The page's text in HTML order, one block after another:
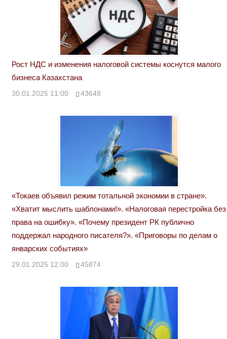
Рост НДС и изменения налоговой системы коснутся малого
бизнеса Казахстана
30.01.2025 11:00 43648
«Токаев объявил режим тотальной экономии в стране».
«Хватит мыслить шаблонами!». «Налоговая перестройка без
права на ошибку». «Почему президент РК публично
поддержал народного писателя?». «Приговоры по делам о
январских событиях»
29.01.2025 12:00 45874